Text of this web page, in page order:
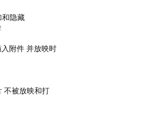
和隐藏
附件 并放映时
不被放映和打